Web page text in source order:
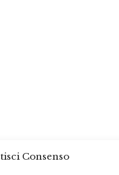
Consenso